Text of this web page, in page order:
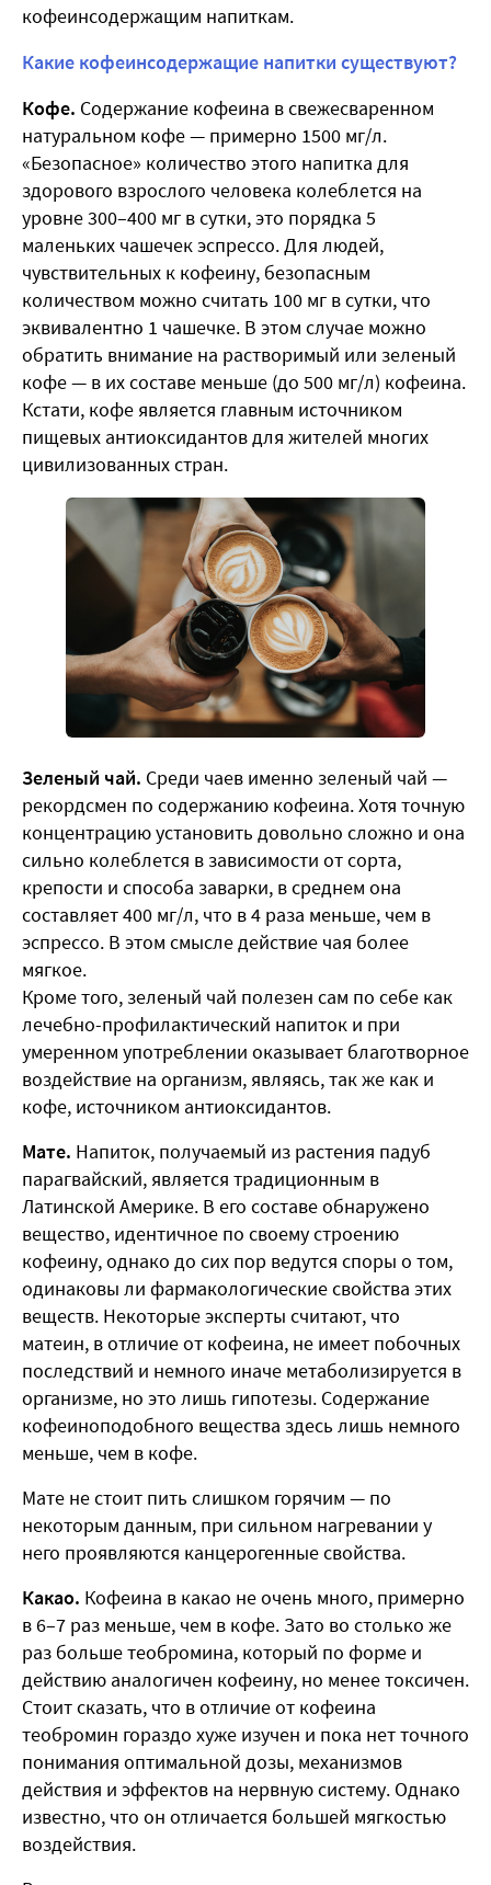
кофеинсодержащим напиткам.
Какие кофеинсодержащие напитки существуют?
Кофе. Содержание кофеина в свежесваренном
натуральном кофе — примерно 1500 мг/л.
«Безопасное» количество этого напитка для
здорового взрослого человека колеблется на
уровне 300–400 мг в сутки, это порядка 5
маленьких чашечек эспрессо. Для людей,
чувствительных к кофеину, безопасным
количеством можно считать 100 мг в сутки, что
эквивалентно 1 чашечке. В этом случае можно
обратить внимание на растворимый или зеленый
кофе — в их составе меньше (до 500 мг/л) кофеина.
Кстати, кофе является главным источником
пищевых антиоксидантов для жителей многих
цивилизованных стран.
Зеленый чай. Среди чаев именно зеленый чай —
рекордсмен по содержанию кофеина. Хотя точную
концентрацию установить довольно сложно и она
сильно колеблется в зависимости от сорта,
крепости и способа заварки, в среднем она
составляет 400 мг/л, что в 4 раза меньше, чем в
эспрессо. В этом смысле действие чая более
мягкое.
Кроме того, зеленый чай полезен сам по себе как
лечебно-профилактический напиток и при
умеренном употреблении оказывает благотворное
воздействие на организм, являясь, так же как и
кофе, источником антиоксидантов.
Мате. Напиток, получаемый из растения падуб
парагвайский, является традиционным в
Латинской Америке. В его составе обнаружено
вещество, идентичное по своему строению
кофеину, однако до сих пор ведутся споры о том,
одинаковы ли фармакологические свойства этих
веществ. Некоторые эксперты считают, что
матеин, в отличие от кофеина, не имеет побочных
последствий и немного иначе метаболизируется в
организме, но это лишь гипотезы. Содержание
кофеиноподобного вещества здесь лишь немного
меньше, чем в кофе.
Мате не стоит пить слишком горячим — по
некоторым данным, при сильном нагревании у
него проявляются канцерогенные свойства.
Какао. Кофеина в какао не очень много, примерно
в 6–7 раз меньше, чем в кофе. Зато во столько же
раз больше теобромина, который по форме и
действию аналогичен кофеину, но менее токсичен.
Стоит сказать, что в отличие от кофеина
теобромин гораздо хуже изучен и пока нет точного
понимания оптимальной дозы, механизмов
действия и эффектов на нервную систему. Однако
известно, что он отличается большей мягкостью
воздействия.